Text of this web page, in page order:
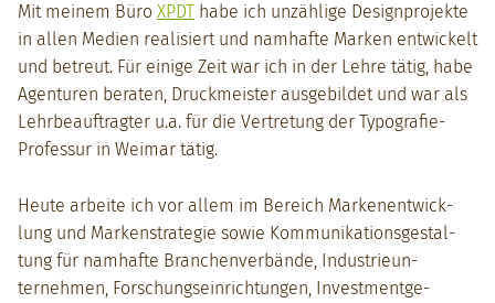
Mit meinem Büro XPDT habe ich unzäh­lige Design­pro­jek­te
in allen Medi­en real­isiert und namhafte Marken entwick­elt
und betreut. Für einige Zeit war ich in der Lehre tätig, habe
Agen­turen berat­en, Druck­meis­ter aus­ge­bildet und war als
Lehrbeauf­tragter u.a. für die Vertre­tung der Typografie-
Pro­fes­sur in Weimar tätig.
Heute arbeite ich vor allem im Bere­ich Marke­nen­twick­
lung und Marken­strate­gie sowie Kom­mu­nika­tion­s­gestal­
tung für namhafte Branchen­ver­bände, Indus­trie­un­
ternehmen, Forschung­sein­rich­tun­gen, Invest­ment­ge­